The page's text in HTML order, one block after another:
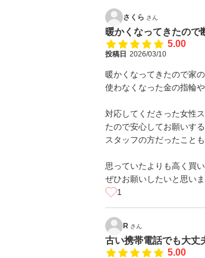
さくら さん
暖かくなってきたので
5.00
投稿日 2026/03/10
暖かくなってきたので家
使わなくなった金の指輪
対応してくださった女性
たので安心してお願いす
スタッフの方だったこと
思っていたよりも高く買
ぜひお願いしたいと思いま
1
R さん
古い携帯電話でも大丈
5.00